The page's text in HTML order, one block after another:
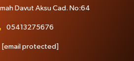
Davut Aksu Cad. No:64
05413275676
[email protected]